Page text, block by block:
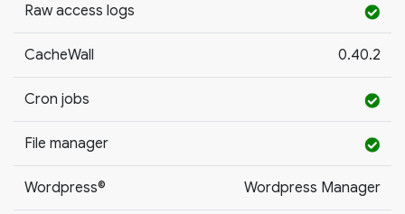
Raw access logs
CacheWall 0.40.2
Cron jobs
File manager
Wordpress© Wordpress Manager